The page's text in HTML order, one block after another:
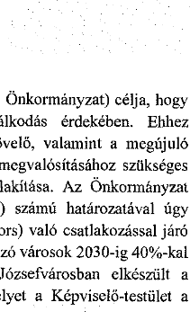
Önkormányzat) célja, hogy
érdekében.
Ehhez
valamint a megújuló
szükséges
Az Önkormányzat
számú határozatával úgy
való csatlakozással járó
városok 2030-ig 40%-kal
Józsefvárosban elkészült
a
a Képviselő-testület a